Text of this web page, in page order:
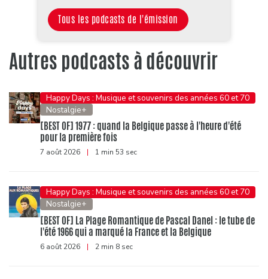
Tous les podcasts de l'émission
Autres podcasts à découvrir
Happy Days : Musique et souvenirs des années 60 et 70
Nostalgie+
[BEST OF] 1977 : quand la Belgique passe à l'heure d'été
pour la première fois
7 août 2026 | 1 min 53 sec
Happy Days : Musique et souvenirs des années 60 et 70
Nostalgie+
[BEST OF] La Plage Romantique de Pascal Danel : le tube de
l'été 1966 qui a marqué la France et la Belgique
6 août 2026 | 2 min 8 sec